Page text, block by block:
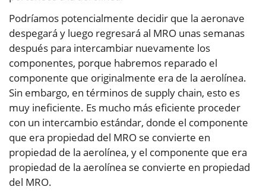
Podríamos potencialmente decidir que la aeronave
despegará y luego regresará al MRO unas semanas
después para intercambiar nuevamente los
componentes, porque habremos reparado el
componente que originalmente era de la aerolínea.
Sin embargo, en términos de supply chain, esto es
muy ineficiente. Es mucho más eficiente proceder
con un intercambio estándar, donde el componente
que era propiedad del MRO se convierte en
propiedad de la aerolínea, y el componente que era
propiedad de la aerolínea se convierte en propiedad
del MRO.